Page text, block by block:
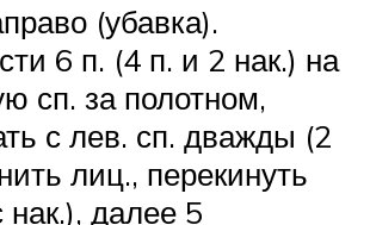
(убавка).
6 п. (4 п. и 2 нак.) на
сп. за полотном,
с лев. сп. дважды (2
лиц., перекинуть
нак.), далее 5